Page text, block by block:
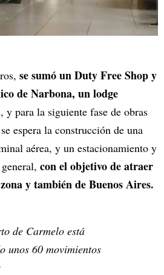
se sumó un Duty Free Shop y
de Narbona, un lodge
, y para la siguiente fase de obras
espera la construcción de una
aérea, y un estacionamiento y
con el objetivo de atraer
y también de Buenos Aires.
de Carmelo está
unos 60 movimientos